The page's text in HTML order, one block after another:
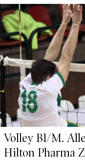
Volley B1/M.
Hilton Pharma